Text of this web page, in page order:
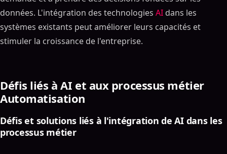
données. L'intégration des technologies AI dans les
systèmes existants peut améliorer leurs capacités et
stimuler la croissance de l'entreprise.
Défis liés à AI et aux processus métier
Automatisation
Défis et solutions liés à l'intégration de AI dans les
processus métier